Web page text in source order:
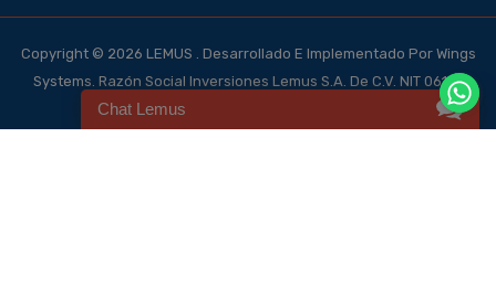
Copyright © 2026 LEMUS . Desarrollado E Implementado Por Wings
Systems. Razón Social Inversiones Lemus S.A. De C.V. NIT 0614-
140700-101-4, NRC 123562-0
Chat Lemus